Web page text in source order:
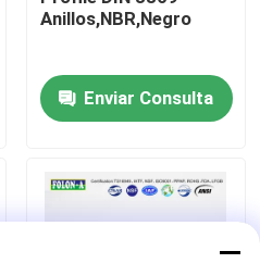
Anillos,NBR,Negro
Enviar Consulta